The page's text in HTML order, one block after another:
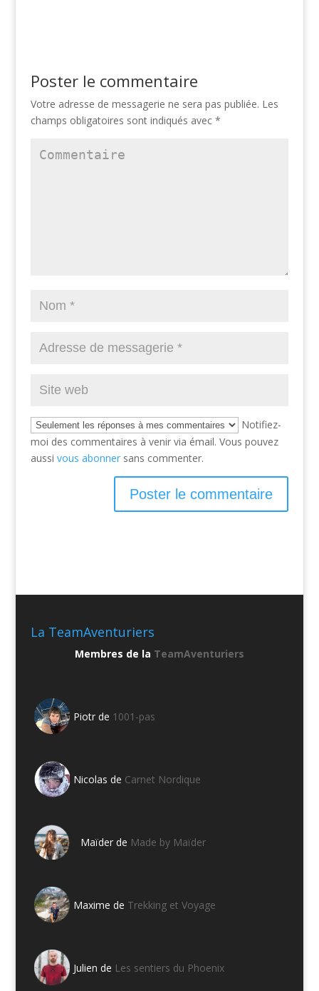
Poster le commentaire
Votre adresse de messagerie ne sera pas publiée. Les
champs obligatoires sont indiqués avec *
Notifiez-
moi des commentaires à venir via émail. Vous pouvez
aussi vous abonnersans commenter.
La TeamAventuriers
Membres de la TeamAventuriers
Piotr de 1001-pas
Nicolas de Carnet Nordique
Maïder de Made by Maïder
Maxime de Trekking et Voyage
Julien de Les sentiers du Phoenix